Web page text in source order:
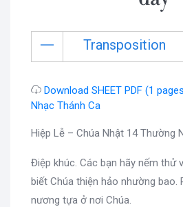
Transposition
Download SHEET PDF (1
Nhạc Thánh Ca
Hiệp Lễ – Chúa Nhật 14 Thường
Điệp khúc. Các bạn hãy nếm thử
biết Chúa thiện hảo nhường bao.
nương tựa ở nơi Chúa.